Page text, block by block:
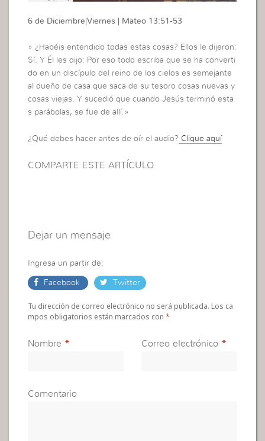
6 de Diciembre|Viernes | Mateo 13:51-53
» ¿Habéis entendido todas estas cosas? Ellos le dijeron:
Sí. Y Él les dijo: Por eso todo escriba que se ha converti
do en un discípulo del reino de los cielos es semejante
al dueño de casa que saca de su tesoro cosas nuevas y
cosas viejas. Y sucedió que cuando Jesús terminó esta
s parábolas, se fue de allí.»
¿Qué debes hacer antes de oír el audio? Clique aquí
COMPARTE ESTE ARTÍCULO
Dejar un mensaje
Ingresa un partir de:
Facebook Twitter
Tu dirección de correo electrónico no será publicada. Los ca
mpos obligatorios están marcados con*
Nombre * Correo electrónico *
Comentario